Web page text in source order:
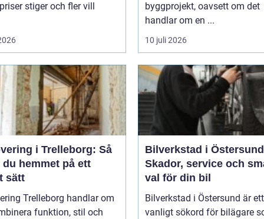
stiger och fler vill
byggprojekt, oavsett om det
handlar om en ...
10 juli 2026
i Trelleborg: Så
hemmet på ett
sätt
Trelleborg handlar om
funktion, stil och
Bilverkstad i
Skador, service och
val för din bil
Bilverkstad i Östersund är ett
vanligt sökord för bilägare